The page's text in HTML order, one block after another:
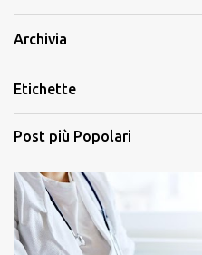
Archivia
Etichette
Post più Popolari